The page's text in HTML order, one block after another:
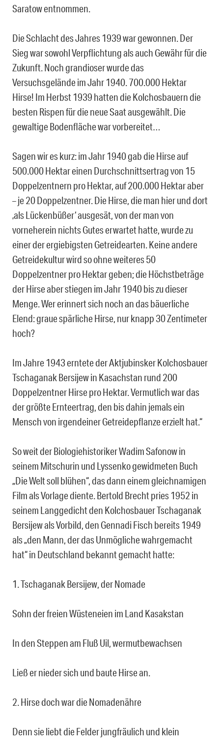
Saratow entnommen.
Die Schlacht des Jahres 1939 war gewonnen. Der
Sieg war sowohl Verpflichtung als auch Gewähr für die
Zukunft. Noch grandioser wurde das
Versuchsgelände im Jahr 1940. 700.000 Hektar
Hirse! Im Herbst 1939 hatten die Kolchosbauern die
besten Rispen für die neue Saat ausgewählt. Die
gewaltige Bodenfläche war vorbereitet…
Sagen wir es kurz: im Jahr 1940 gab die Hirse auf
500.000 Hektar einen Durchschnittsertrag von 15
Doppelzentnern pro Hektar, auf 200.000 Hektar aber
– je 20 Doppelzentner. Die Hirse, die man hier und dort
‚als Lückenbüßer‘ ausgesät, von der man von
vorneherein nichts Gutes erwartet hatte, wurde zu
einer der ergiebigsten Getreidearten. Keine andere
Getreidekultur wird so ohne weiteres 50
Doppelzentner pro Hektar geben; die Höchstbeträge
der Hirse aber stiegen im Jahr 1940 bis zu dieser
Menge. Wer erinnert sich noch an das bäuerliche
Elend: graue spärliche Hirse, nur knapp 30 Zentimeter
hoch?
Im Jahre 1943 erntete der Aktjubinsker Kolchosbauer
Tschaganak Bersijew in Kasachstan rund 200
Doppelzentner Hirse pro Hektar. Vermutlich war das
der größte Ernteertrag, den bis dahin jemals ein
Mensch von irgendeiner Getreidepflanze erzielt hat.“
So weit der Biologiehistoriker Wadim Safonow in
seinem Mitschurin und Lyssenko gewidmeten Buch
„Die Welt soll blühen“, das dann einem gleichnamigen
Film als Vorlage diente. Bertold Brecht pries 1952 in
seinem Langgedicht den Kolchosbauer Tschaganak
Bersijew als Vorbild, den Gennadi Fisch bereits 1949
als „den Mann, der das Unmögliche wahrgemacht
hat“ in Deutschland bekannt gemacht hatte:
1. Tschaganak Bersijew, der Nomade
Sohn der freien Wüsteneien im Land Kasakstan
In den Steppen am Fluß Uil, wermutbewachsen
Ließ er nieder sich und baute Hirse an.
2. Hirse doch war die Nomadenähre
Denn sie liebt die Felder jungfräulich und klein